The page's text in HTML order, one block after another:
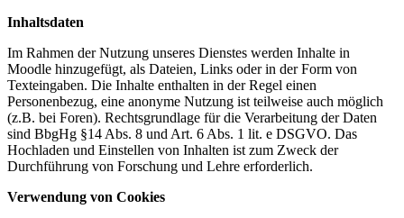
Inhaltsdaten
Im Rahmen der Nutzung unseres Dienstes werden Inhalte in
Moodle hinzugefügt, als Dateien, Links oder in der Form von
Texteingaben. Die Inhalte enthalten in der Regel einen
Personenbezug, eine anonyme Nutzung ist teilweise auch möglich
(z.B. bei Foren). Rechtsgrundlage für die Verarbeitung der Daten
sind BbgHg §14 Abs. 8 und Art. 6 Abs. 1 lit. e DSGVO. Das
Hochladen und Einstellen von Inhalten ist zum Zweck der
Durchführung von Forschung und Lehre erforderlich.
Verwendung von Cookies